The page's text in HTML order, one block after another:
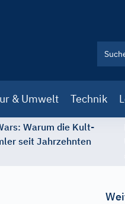
& Umwelt Technik
Warum die Kult-
seit Jahrzehnten